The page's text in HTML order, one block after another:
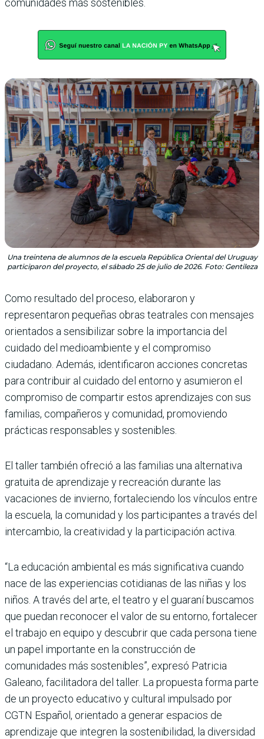
comunidades más sostenibles.
Una treintena de alumnos de la escuela República Oriental del Uruguay
participaron del proyecto, el sábado 25 de julio de 2026. Foto: Gentileza
Como resultado del proceso, elaboraron y
representaron pequeñas obras teatrales con mensajes
orientados a sensibilizar sobre la importancia del
cuidado del medioambiente y el compromiso
ciudadano. Además, identificaron acciones concretas
para contribuir al cuidado del entorno y asumieron el
compromiso de compartir estos aprendizajes con sus
familias, compañeros y comunidad, promoviendo
prácticas responsables y sostenibles.
El taller también ofreció a las familias una alternativa
gratuita de aprendizaje y recreación durante las
vacaciones de invierno, fortaleciendo los vínculos entre
la escuela, la comunidad y los participantes a través del
intercambio, la creatividad y la participación activa.
“La educación ambiental es más significativa cuando
nace de las experiencias cotidianas de las niñas y los
niños. A través del arte, el teatro y el guaraní buscamos
que puedan reconocer el valor de su entorno, fortalecer
el trabajo en equipo y descubrir que cada persona tiene
un papel importante en la construcción de
comunidades más sostenibles”, expresó Patricia
Galeano, facilitadora del taller. La propuesta forma parte
de un proyecto educativo y cultural impulsado por
CGTN Español, orientado a generar espacios de
aprendizaje que integren la sostenibilidad, la diversidad